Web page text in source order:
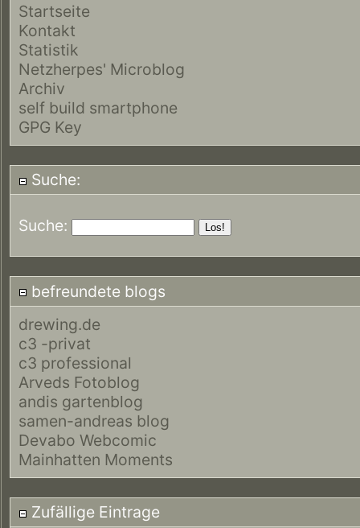
Startseite
Kontakt
Statistik
Netzherpes' Microblog
Archiv
self build smartphone
GPG Key
Suche:
Suche:
befreundete blogs
drewing.de
c3 -privat
c3 professional
Arveds Fotoblog
andis gartenblog
samen-andreas blog
Devabo Webcomic
Mainhatten Moments
Zufällige Eintrage